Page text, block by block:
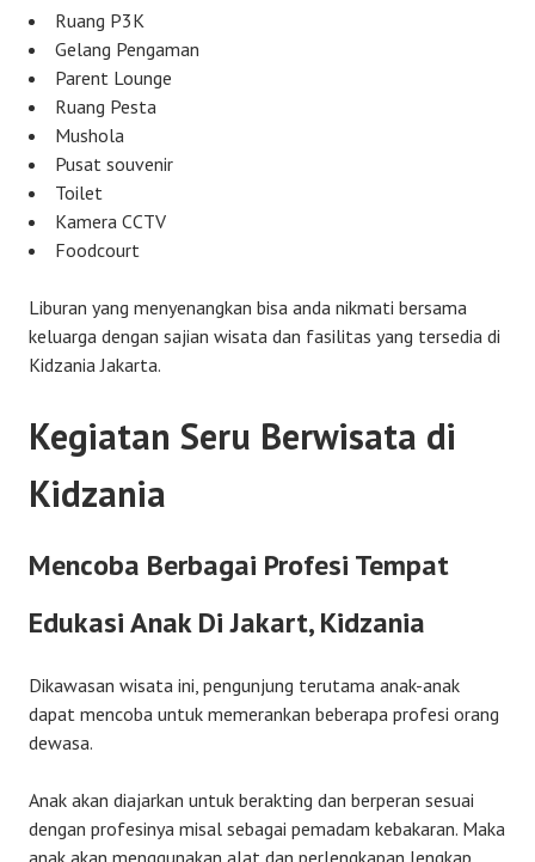
Ruang P3K
Gelang Pengaman
Parent Lounge
Ruang Pesta
Mushola
Pusat souvenir
Toilet
Kamera CCTV
Foodcourt
Liburan yang menyenangkan bisa anda nikmati bersama
keluarga dengan sajian wisata dan fasilitas yang tersedia di
Kidzania Jakarta.
Kegiatan Seru Berwisata di
Kidzania
Mencoba Berbagai Profesi Tempat
Edukasi Anak Di Jakart, Kidzania
Dikawasan wisata ini, pengunjung terutama anak-anak
dapat mencoba untuk memerankan beberapa profesi orang
dewasa.
Anak akan diajarkan untuk berakting dan berperan sesuai
dengan profesinya misal sebagai pemadam kebakaran. Maka